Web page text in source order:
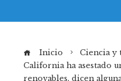
Inicio
Ciencia y
California ha asestado
renovables, dicen